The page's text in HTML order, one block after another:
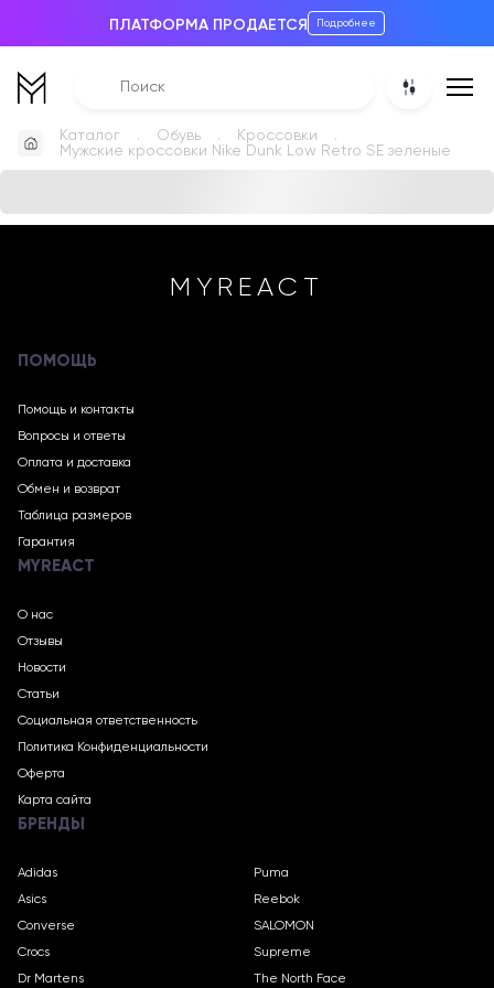
ПЛАТФОРМА ПРОДАЕТСЯ Подробнее
Каталог Обувь
Кроссовки
Мужские кроссовки Nike Dunk Low Retro SE зеленые
MYREACT
ПОМОЩЬ
Помощь и контакты
Вопросы и ответы
Оплата и доставка
Обмен и возврат
Таблица размеров
Гарантия
MYREACT
О нас
Отзывы
Новости
Статьи
Социальная ответственность
Политика Конфиденциальности
Оферта
Карта сайта
БРЕНДЫ
Adidas
Asics
Converse
Crocs
Dr Martens
Puma
Reebok
SALOMON
Supreme
The North Face